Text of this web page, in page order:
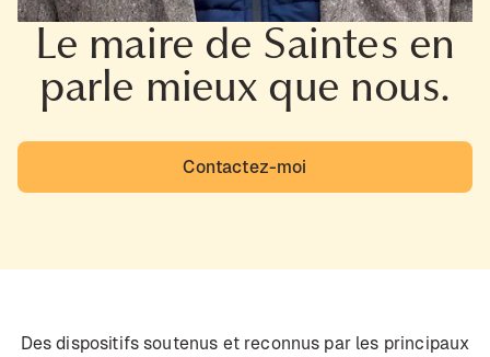
Le maire de Saintes en
parle mieux que nous.
Contactez-moi
Des dispositifs soutenus et reconnus par les principaux